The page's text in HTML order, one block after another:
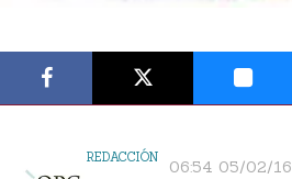
REDACCIÓN 06:54 05/02/16